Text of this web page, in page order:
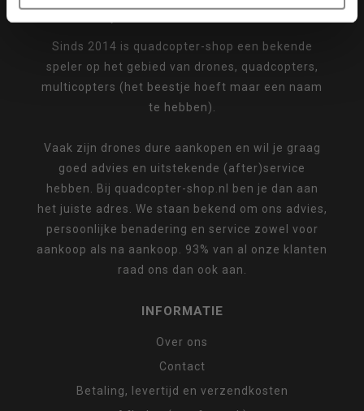
Sinds 2014 is quadcopter-shop een bekende
speler op het gebied van drones, quadcopters,
multicopters (het beestje hoeft maar een naam
te hebben).
Vaak zijn drones dure aankopen en wil je graag
goed advies en uitstekende (after)service
hebben. Bij quadcopter-shop.nl ben je dan aan
het juiste adres. We staan bekend om ons advies,
persoonlijke benadering en service zowel voor
aankoop als na aankoop. 93% van al onze klanten
raad ons dan ook aan.
INFORMATIE
Over ons
Contact
Betaling, levertijd en verzendkosten